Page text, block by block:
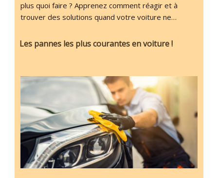
plus quoi faire ? Apprenez comment réagir et à
trouver des solutions quand votre voiture ne…
Les pannes les plus courantes en voiture !